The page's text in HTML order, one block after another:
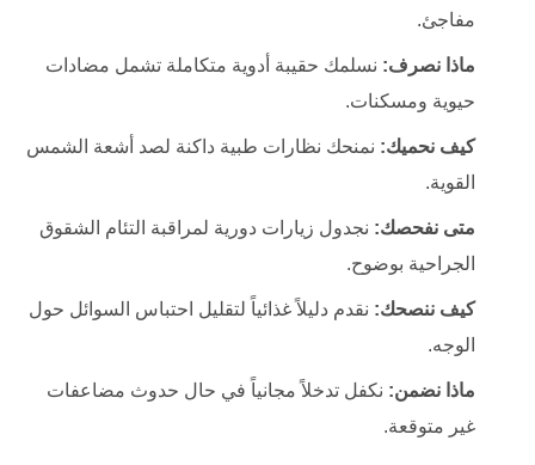
مفاجئ.
ماذا نصرف: نسلمك حقيبة أدوية متكاملة تشمل مضادات
حيوية ومسكنات.
كيف نحميك: نمنحك نظارات طبية داكنة لصد أشعة الشمس
القوية.
متى نفحصك: نجدول زيارات دورية لمراقبة التئام الشقوق
الجراحية بوضوح.
كيف ننصحك: نقدم دليلاً غذائياً لتقليل احتباس السوائل حول
الوجه.
ماذا نضمن: نكفل تدخلاً مجانياً في حال حدوث مضاعفات
غير متوقعة.